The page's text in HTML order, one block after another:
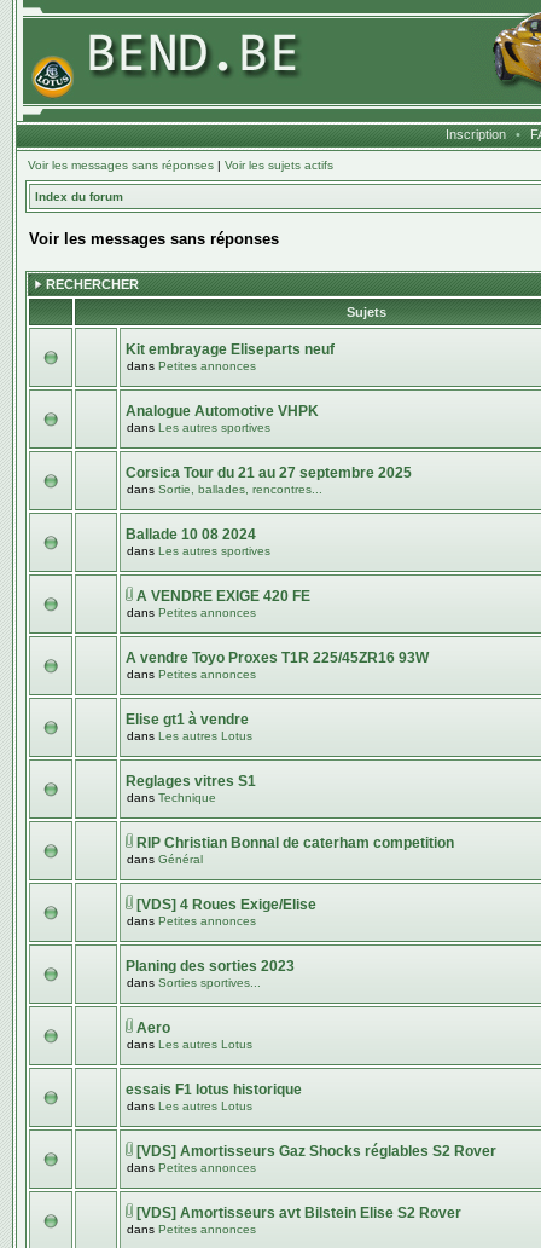
Inscription •
Voir les messages sans réponses | Voir les sujets actifs
Index du forum
Voir les messages sans réponses
RECHERCHER
Sujets
Kit embrayage Eliseparts neuf
dans Petites annonces
Analogue Automotive VHPK
dans Les autres sportives
Corsica Tour du 21 au 27 septembre 2025
dans Sortie, ballades, rencontres...
Ballade 10 08 2024
dans Les autres sportives
A VENDRE EXIGE 420 FE
dans Petites annonces
A vendre Toyo Proxes T1R 225/45ZR16 93W
dans Petites annonces
Elise gt1 à vendre
dans Les autres Lotus
Reglages vitres S1
dans Technique
RIP Christian Bonnal de caterham competition
dans Général
[VDS] 4 Roues Exige/Elise
dans Petites annonces
Planing des sorties 2023
dans Sorties sportives...
Aero
dans Les autres Lotus
essais F1 lotus historique
dans Les autres Lotus
[VDS] Amortisseurs Gaz Shocks réglables S2 Rover
dans Petites annonces
[VDS] Amortisseurs avt Bilstein Elise S2 Rover
dans Petites annonces